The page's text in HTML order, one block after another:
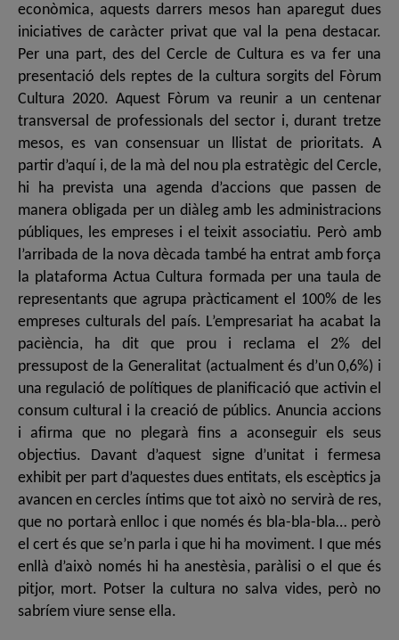
econòmica, aquests darrers mesos han aparegut dues
iniciatives de caràcter privat que val la pena destacar.
Per una part, des del Cercle de Cultura es va fer una
presentació dels reptes de la cultura sorgits del Fòrum
Cultura 2020. Aquest Fòrum va reunir a un centenar
transversal de professionals del sector i, durant tretze
mesos, es van consensuar un llistat de prioritats. A
partir d’aquí i, de la mà del nou pla estratègic del Cercle,
hi ha prevista una agenda d’accions que passen de
manera obligada per un diàleg amb les administracions
públiques, les empreses i el teixit associatiu. Però amb
l’arribada de la nova dècada també ha entrat amb força
la plataforma Actua Cultura formada per una taula de
representants que agrupa pràcticament el 100% de les
empreses culturals del país. L’empresariat ha acabat la
paciència, ha dit que prou i reclama el 2% del
pressupost de la Generalitat (actualment és d’un 0,6%) i
una regulació de polítiques de planificació que activin el
consum cultural i la creació de públics. Anuncia accions
i afirma que no plegarà fins a aconseguir els seus
objectius. Davant d’aquest signe d’unitat i fermesa
exhibit per part d’aquestes dues entitats, els escèptics ja
avancen en cercles íntims que tot això no servirà de res,
que no portarà enlloc i que només és bla-bla-bla… però
el cert és que se’n parla i que hi ha moviment. I que més
enllà d’això només hi ha anestèsia, paràlisi o el que és
pitjor, mort. Potser la cultura no salva vides, però no
sabríem viure sense ella.